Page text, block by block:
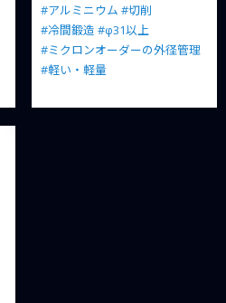
#アルミニウム #切削
#冷間鍛造 #φ31以上
#ミクロンオーダーの外径管理
#軽い・軽量